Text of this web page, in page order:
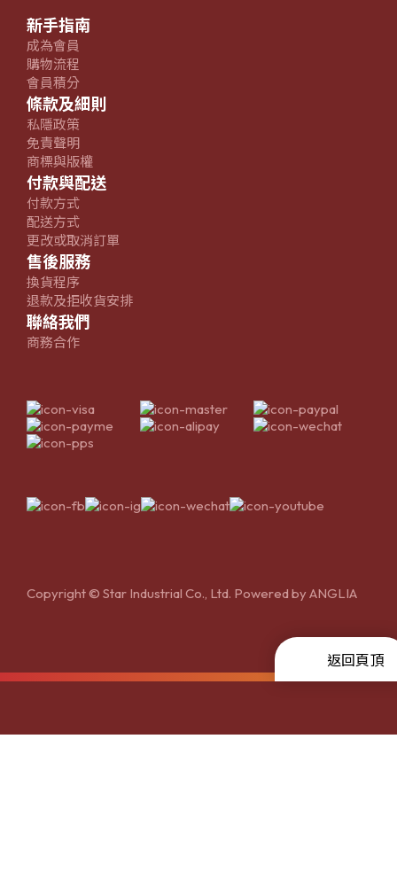
新手指南
成為會員
購物流程
會員積分
條款及細則
私隱政策
免責聲明
商標與版權
付款與配送
付款方式
配送方式
更改或取消訂單
售後服務
換貨程序
退款及拒收貨安排
聯絡我們
商務合作
Copyright © Star Industrial Co., Ltd. Powered byANGLIA
返回頁頂